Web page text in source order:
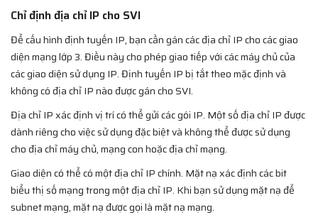
Chỉ định địa chỉ IP cho SVI
Để cấu hình định tuyến IP, bạn cần gán các địa chỉ IP cho các giao
diện mạng lớp 3. Điều này cho phép giao tiếp với các máy chủ của
các giao diện sử dụng IP. Định tuyến IP bị tắt theo mặc định và
không có địa chỉ IP nào được gán cho SVI.
Địa chỉ IP xác định vị trí có thể gửi các gói IP. Một số địa chỉ IP được
dành riêng cho việc sử dụng đặc biệt và không thể được sử dụng
cho địa chỉ máy chủ, mạng con hoặc địa chỉ mạng.
Giao diện có thể có một địa chỉ IP chính. Mặt nạ xác định các bit
biểu thị số mạng trong một địa chỉ IP. Khi bạn sử dụng mặt nạ để
subnet mạng, mặt nạ được gọi là mặt nạ mạng.